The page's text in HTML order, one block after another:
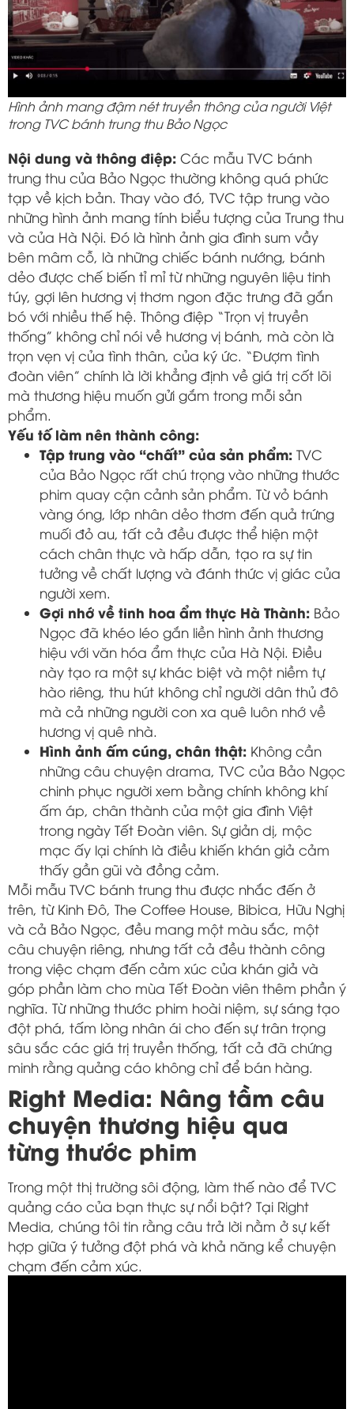
Hình ảnh mang đậm nét truyền thông của người Việt
trong TVC bánh trung thu Bảo Ngọc
Nội dung và thông điệp: Các mẫu TVC bánh
trung thu của Bảo Ngọc thường không quá phức
tạp về kịch bản. Thay vào đó, TVC tập trung vào
những hình ảnh mang tính biểu tượng của Trung thu
và của Hà Nội. Đó là hình ảnh gia đình sum vầy
bên mâm cỗ, là những chiếc bánh nướng, bánh
dẻo được chế biến tỉ mỉ từ những nguyên liệu tinh
túy, gợi lên hương vị thơm ngon đặc trưng đã gắn
bó với nhiều thế hệ. Thông điệp “Trọn vị truyền
thống” không chỉ nói về hương vị bánh, mà còn là
trọn vẹn vị của tình thân, của ký ức. “Đượm tình
đoàn viên” chính là lời khẳng định về giá trị cốt lõi
mà thương hiệu muốn gửi gắm trong mỗi sản
phẩm.
Yếu tố làm nên thành công:
Tập trung vào “chất” của sản phẩm: TVC
của Bảo Ngọc rất chú trọng vào những thước
phim quay cận cảnh sản phẩm. Từ vỏ bánh
vàng óng, lớp nhân dẻo thơm đến quả trứng
muối đỏ au, tất cả đều được thể hiện một
cách chân thực và hấp dẫn, tạo ra sự tin
tưởng về chất lượng và đánh thức vị giác của
người xem.
Gợi nhớ về tinh hoa ẩm thực Hà Thành: Bảo
Ngọc đã khéo léo gắn liền hình ảnh thương
hiệu với văn hóa ẩm thực của Hà Nội. Điều
này tạo ra một sự khác biệt và một niềm tự
hào riêng, thu hút không chỉ người dân thủ đô
mà cả những người con xa quê luôn nhớ về
hương vị quê nhà.
Hình ảnh ấm cúng, chân thật: Không cần
những câu chuyện drama, TVC của Bảo Ngọc
chinh phục người xem bằng chính không khí
ấm áp, chân thành của một gia đình Việt
trong ngày Tết Đoàn viên. Sự giản dị, mộc
mạc ấy lại chính là điều khiến khán giả cảm
thấy gần gũi và đồng cảm.
Mỗi mẫu TVC bánh trung thu được nhắc đến ở
trên, từ Kinh Đô, The Coffee House, Bibica, Hữu Nghị
và cả Bảo Ngọc, đều mang một màu sắc, một
câu chuyện riêng, nhưng tất cả đều thành công
trong việc chạm đến cảm xúc của khán giả và
góp phần làm cho mùa Tết Đoàn viên thêm phần ý
nghĩa. Từ những thước phim hoài niệm, sự sáng tạo
đột phá, tấm lòng nhân ái cho đến sự trân trọng
sâu sắc các giá trị truyền thống, tất cả đã chứng
minh rằng quảng cáo không chỉ để bán hàng.
Right Media: Nâng tầm câu
chuyện thương hiệu qua
từng thước phim
Trong một thị trường sôi động, làm thế nào để TVC
quảng cáo của bạn thực sự nổi bật? Tại Right
Media, chúng tôi tin rằng câu trả lời nằm ở sự kết
hợp giữa ý tưởng đột phá và khả năng kể chuyện
chạm đến cảm xúc.